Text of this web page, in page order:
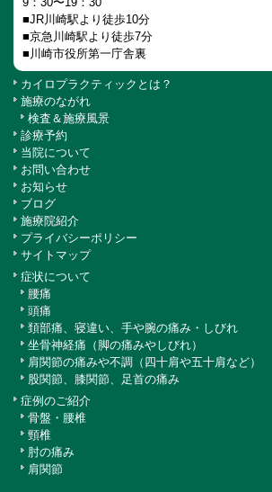
■JR川崎駅より徒歩10分
■京急川崎駅より徒歩7分
■川崎市役所第一庁舎裏
カイロプラクティックとは？
施療のながれ
検査＆施療風景
診療予約
当院について
お問い合わせ
お知らせ
ブログ
施療院紹介
プライバシーポリシー
サイトマップ
症状について
腰痛
頭痛
頚部痛、寝違い、手や腕の痛み・しびれ
坐骨神経痛（脚の痛みやしびれ）
肩関節の痛みや不調（四十肩や五十肩など）
股関節、膝関節、足首の痛み
症例のご紹介
骨盤・腰椎
頸椎
肘の痛み
肩関節